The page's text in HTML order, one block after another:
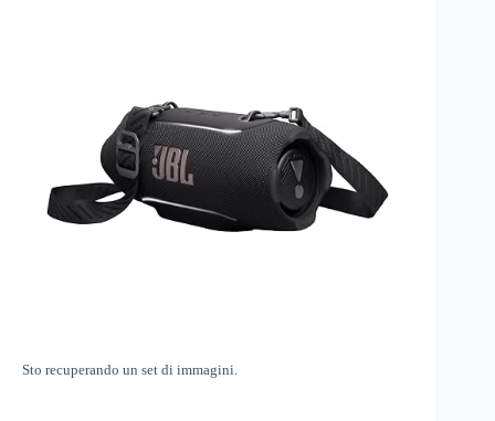
Sto recuperando un set di immagini.